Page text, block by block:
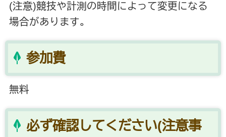
(注意)競技や計測の時間によって変更になる
場合があります。
参加費
無料
必ず確認してください(注意事